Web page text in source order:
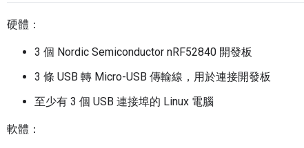
硬體：
3 個 Nordic Semiconductor nRF52840 開發板
3 條 USB 轉 Micro-USB 傳輸線，用於連接開發板
至少有 3 個 USB 連接埠的 Linux 電腦
軟體：